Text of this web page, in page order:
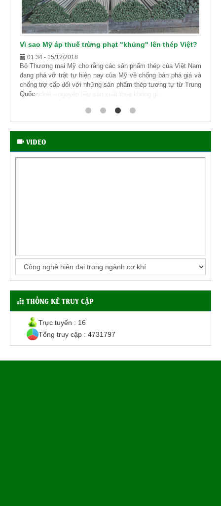
Ngành thép không gỉ toàn cầu đang lo lắng
01:53 - 15/12/2018
Tình trạng dư thừa thép không gỉ tại Trung Quốc sau khi
Indonesia mở rộng công suất sản xuất đang đe dọa không chỉ
các nhà máy thép không gỉ trên toàn cầu mà cả các nhà sản
xuất nickel – nguyên liệu sản xuất thép không gỉ.
VIDEO
THỐNG KÊ TRUY CẬP
Trực tuyến : 16
Tổng truy cập : 4731797